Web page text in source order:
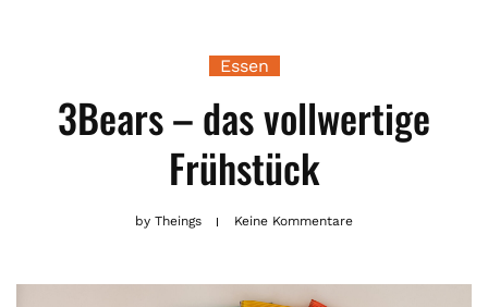
Essen
3Bears – das vollwertige
Frühstück
by Theings Keine Kommentare